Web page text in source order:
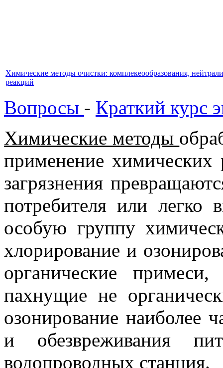
Химические методы очистки: комплекеообразования,
реакций
Вопросы - Краткий курс
Химические методы
применение химических
загрязнения
потребителя или легко
особую группу
хлорирование и
органические
пахнущие не
озонирование наиболее
и обезвреживания
водопроводных станция.